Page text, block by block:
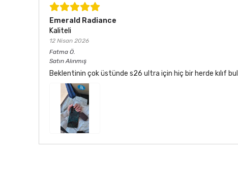
Emerald Radiance
Kaliteli
12 Nisan 2026
Fatma Ö.
Satın Alınmış
Beklentinin çok üstünde s26 ultra için hiç bir herde kılıf